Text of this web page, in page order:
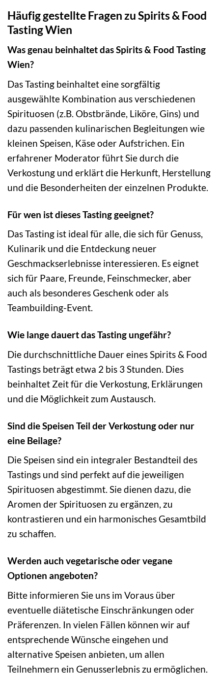
Häufig gestellte Fragen zu Spirits & Food
Tasting Wien
Was genau beinhaltet das Spirits & Food Tasting
Wien?
Das Tasting beinhaltet eine sorgfältig
ausgewählte Kombination aus verschiedenen
Spirituosen (z.B. Obstbrände, Liköre, Gins) und
dazu passenden kulinarischen Begleitungen wie
kleinen Speisen, Käse oder Aufstrichen. Ein
erfahrener Moderator führt Sie durch die
Verkostung und erklärt die Herkunft, Herstellung
und die Besonderheiten der einzelnen Produkte.
Für wen ist dieses Tasting geeignet?
Das Tasting ist ideal für alle, die sich für Genuss,
Kulinarik und die Entdeckung neuer
Geschmackserlebnisse interessieren. Es eignet
sich für Paare, Freunde, Feinschmecker, aber
auch als besonderes Geschenk oder als
Teambuilding-Event.
Wie lange dauert das Tasting ungefähr?
Die durchschnittliche Dauer eines Spirits & Food
Tastings beträgt etwa 2 bis 3 Stunden. Dies
beinhaltet Zeit für die Verkostung, Erklärungen
und die Möglichkeit zum Austausch.
Sind die Speisen Teil der Verkostung oder nur
eine Beilage?
Die Speisen sind ein integraler Bestandteil des
Tastings und sind perfekt auf die jeweiligen
Spirituosen abgestimmt. Sie dienen dazu, die
Aromen der Spirituosen zu ergänzen, zu
kontrastieren und ein harmonisches Gesamtbild
zu schaffen.
Werden auch vegetarische oder vegane
Optionen angeboten?
Bitte informieren Sie uns im Voraus über
eventuelle diätetische Einschränkungen oder
Präferenzen. In vielen Fällen können wir auf
entsprechende Wünsche eingehen und
alternative Speisen anbieten, um allen
Teilnehmern ein Genusserlebnis zu ermöglichen.